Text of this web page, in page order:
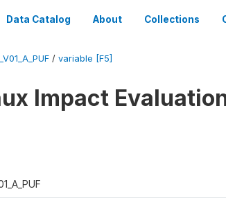
Data Catalog About Collections
/ variable [F5]
Impact